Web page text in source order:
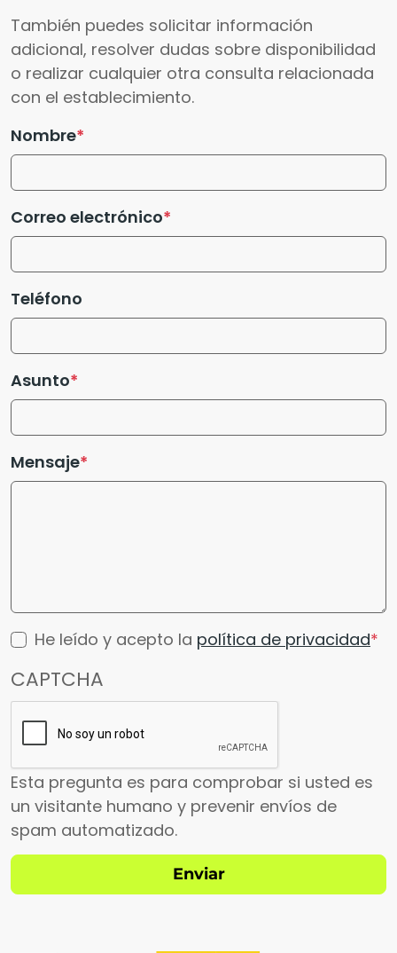
También puedes solicitar información
adicional, resolver dudas sobre disponibilidad
o realizar cualquier otra consulta relacionada
con el establecimiento.
Nombre
Correo electrónico
Teléfono
Asunto
Mensaje
He leído y acepto la política de privacidad
CAPTCHA
Esta pregunta es para comprobar si usted es
un visitante humano y prevenir envíos de
spam automatizado.